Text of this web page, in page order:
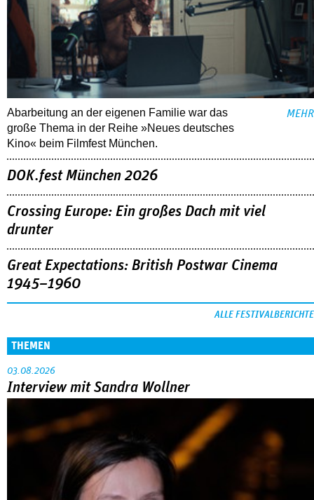
Abarbeitung an der eigenen Familie war das
große Thema in der Reihe »Neues deutsches
Kino« beim Filmfest München.
MEHR
DOK.fest München 2026
Crossing Europe: Ein großes Dach mit viel
drunter
Great Expectations: British Postwar Cinema
1945–1960
ALLE FESTIVALBERICHTE
THEMEN
03.08.2026
Interview mit Sandra Wollner